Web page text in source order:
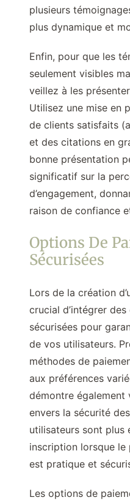
plusieurs
plus dynamique et
Enfin, pour que les
seulement visibles
veillez à les
Utilisez une mise en
de clients satisfaits
et des citations en
bonne présentation
significatif sur la
d’engagement,
raison de confiance
Options De
Sécurisées
Lors de la création
crucial d’intégrer
sécurisées pour
de vos utilisateurs.
méthodes de
aux préférences
démontre également
envers la sécurité
utilisateurs sont plus
inscription lorsque le
est pratique et
Les options de